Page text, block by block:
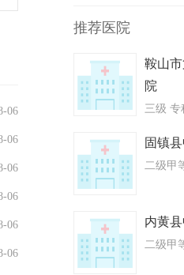
06
06
06
06
06
06
推荐医院
鞍山
院
三级 专
固镇
二级甲
内黄
二级甲